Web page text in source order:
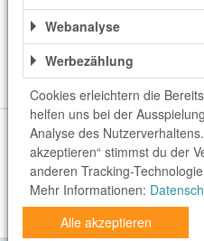
Elektronik & Technik
Haus & Technik
Küche & Haushaltsgeräte
Über uns Unser Team FAQ
Shops
Sonderaktionen
Neueste Gutscheine
Top
rewardo.ch
rewardo.at
Webanalyse
Werbezählung
Cookies erleichtern die
helfen uns bei der
Analyse des
akzeptieren“ stimmst du der
anderen Tracking-
Mehr Informationen:
Alle akzeptieren